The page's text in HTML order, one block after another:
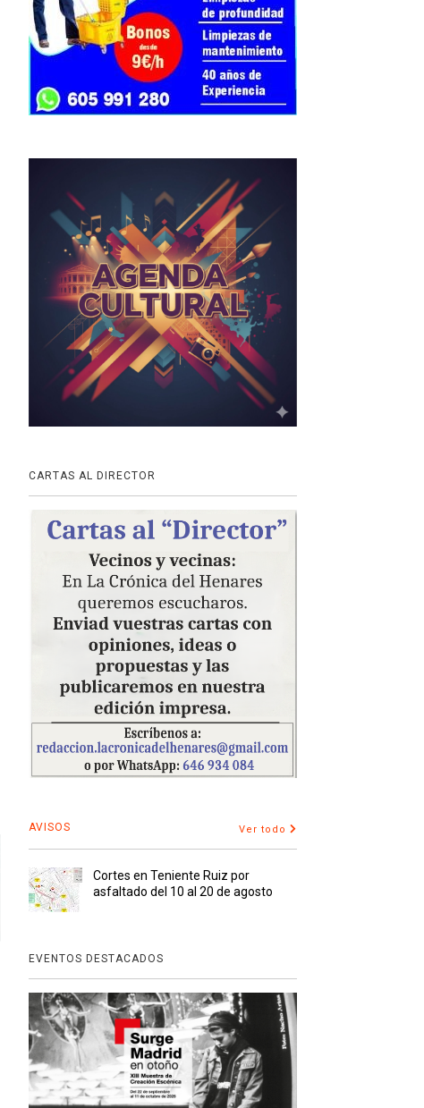
CARTAS AL DIRECTOR
AVISOS Ver todo
Cortes en Teniente Ruiz por
asfaltado del 10 al 20 de agosto
EVENTOS DESTACADOS